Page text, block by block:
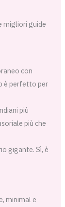
migliori guide
con
è perfetto per
più
più che
gigante. Sì, è
minimal e